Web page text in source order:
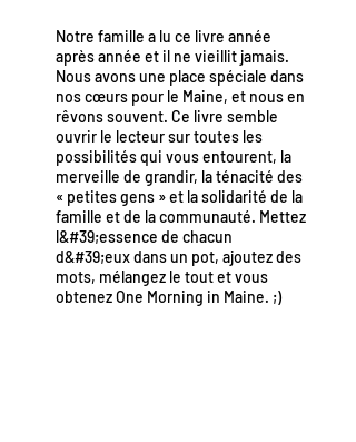
Notre famille a lu ce livre année
après année et il ne vieillit jamais.
Nous avons une place spéciale dans
nos cœurs pour le Maine, et nous en
rêvons souvent. Ce livre semble
ouvrir le lecteur sur toutes les
possibilités qui vous entourent, la
merveille de grandir, la ténacité des
« petites gens » et la solidarité de la
famille et de la communauté. Mettez
l&#39;essence de chacun
d&#39;eux dans un pot, ajoutez des
mots, mélangez le tout et vous
obtenez One Morning in Maine. ;)